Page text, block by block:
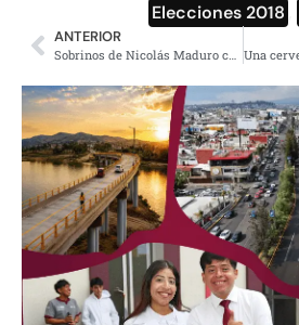
Elecciones 2018
ANTERIOR
Sobrinos de Nicolás Maduro culpables de trafico de drogas en EU